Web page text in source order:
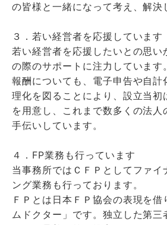
の皆様と一緒になって考え、解決
３．若い経営者を応援しています
若い経営者を応援したいとの思い
の際のサポートに注力しています。
報酬についても、電子申告や自計
理化を図ることにより、設立当初
を用意し、これまで数多くの法人
手伝いしています。
４．FP業務も行っています
当事務所ではＣＦＰとしてファイ
ング業務も行っております。
ＦＰとは日本ＦＰ協会の表現を
ムドクター」です。独立した第三